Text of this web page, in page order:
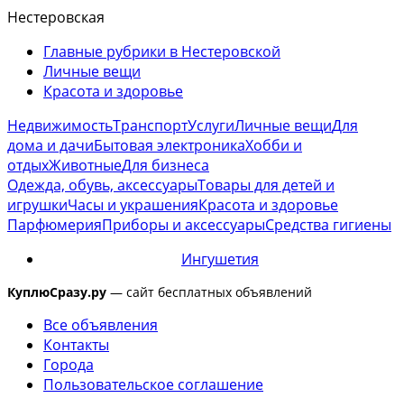
Нестеровская
Главные рубрики в Нестеровской
Личные вещи
Красота и здоровье
НедвижимостьТранспортУслугиЛичные вещиДля
дома и дачиБытовая электроникаХобби и
отдыхЖивотныеДля бизнеса
Одежда, обувь, аксессуарыТовары для детей и
игрушкиЧасы и украшенияКрасота и здоровье
ПарфюмерияПриборы и аксессуарыСредства гигиены
Ингушетия
КуплюСразу.ру — сайт бесплатных объявлений
Все объявления
Контакты
Города
Пользовательское соглашение